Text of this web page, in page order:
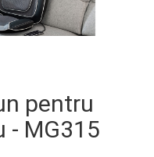
pentru
- MG315